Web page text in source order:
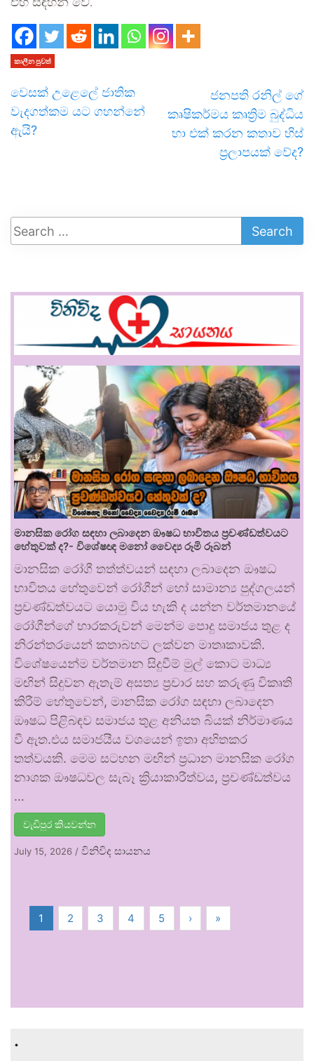
එහි සඳහන් වේ.
කාලීන පුවත්
වෙසක් උළෙලේ ජාතික
වැදගත්කම යට ගහන්නේ
ඇයි?
ජනපති රනිල් ගේ
කෘෂිකර්මය කෘත්‍රිම බුද්ධිය
හා එක් කරන කතාව හිස්
ප්‍රලාපයක් වේද?
මානසික රෝග සඳහා ලබාදෙන ඖෂධ භාවිතය ප්‍රචණ්ඩත්වයට
හේතුවක් ද?- විශේෂඥ මනෝ වෛද්‍ය රූමි රූබන්
මානසික රෝගී තත්ත්වයන් සඳහා ලබාදෙන ඖෂධ
භාවිතය හේතුවෙන් රෝගීන් හෝ සාමාන්‍ය පුද්ගලයන්
ප්‍රචණ්ඩත්වයට යොමු විය හැකි ද යන්න වර්තමානයේ
රෝගීන්ගේ භාරකරුවන් මෙන්ම පොදු සමාජය තුළ ද
නිරන්තරයෙන් කතාබහට ලක්වන මාතෘකාවකි.
විශේෂයෙන්ම වර්තමාන සිදුවීම් මුල් කොට මාධ්‍ය
මඟින් සිදුවන ඇතැම් අසත්‍ය ප්‍රචාර සහ කරුණු විකෘති
කිරීම් හේතුවෙන්, මානසික රෝග සඳහා ලබාදෙන
ඖෂධ පිළිබඳව සමාජය තුළ අනියත බියක් නිර්මාණය
වී ඇත.එය සමාජයීය වශයෙන් ඉතා අහිතකර
තත්වයකි. මෙම සටහන මඟින් ප්‍රධාන මානසික රෝග
නාශක ඖෂධවල සැබෑ ක්‍රියාකාරීත්වය, ප්‍රචණ්ඩත්වය
…
වැඩිපුර කියවන්න
July 15, 2026 / විනිවිද සායනය
1 2 3 4 5 › »
.